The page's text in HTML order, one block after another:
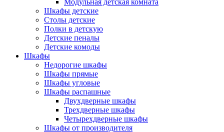
Модульная детская комната
Шкафы детские
Столы детские
Полки в детскую
Детские пеналы
Детские комоды
Шкафы
Недорогие шкафы
Шкафы прямые
Шкафы угловые
Шкафы распашные
Двухдверные шкафы
Трехдверные шкафы
Четырехдверные шкафы
Шкафы от производителя